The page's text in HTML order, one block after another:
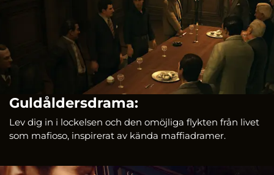
Guldåldersdrama:
Lev dig in i lockelsen och den omöjliga flykten från livet
som mafioso, inspirerat av kända maffiadramer.